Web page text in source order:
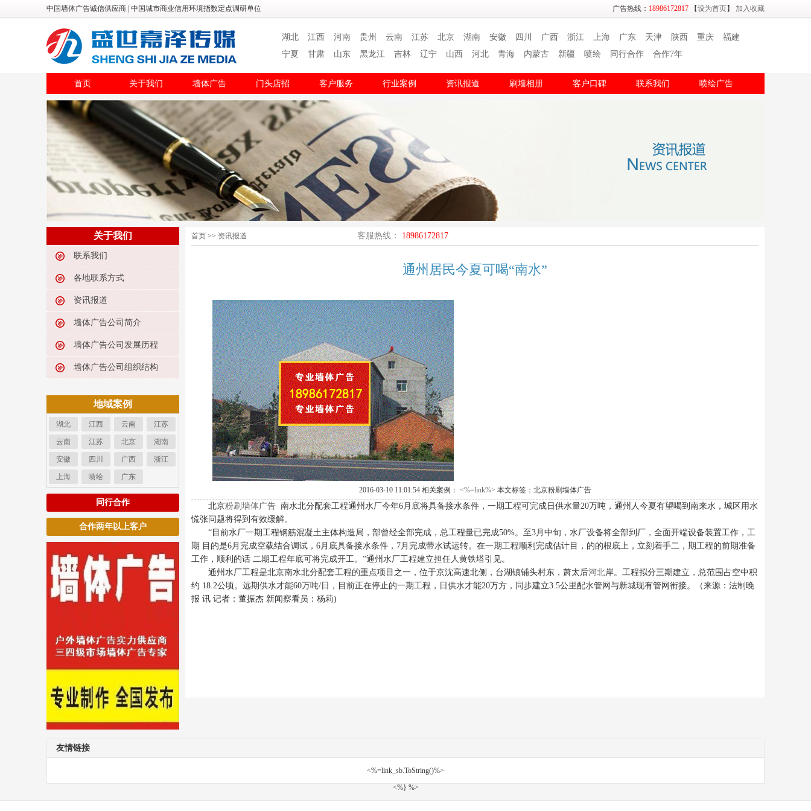
中国墙体广告诚信供应商 | 中国城市商业信用环境指数定点调研单位 广告热线： 18986172817 【设为首页】 加入收藏
湖北 江西 河南 贵州 云南 江苏 北京 湖南 安徽 四川 广西 浙江 上海 广东 天津 陕西 重庆
福建
宁夏
甘肃 山东 黑龙江 吉林 辽宁 山西 河北 青海 内蒙古 新疆 喷绘 同行合作 合作7年
首页 关于我们 墙体广告 门头店招 客户服务 行业案例 资讯报道 刷墙相册 客户口碑 联系我们 喷绘广告
关于我们
联系我们
各地联系方式
资讯报道
墙体广告公司简介
墙体广告公司发展历程
墙体广告公司组织结构
地域案例
湖北 江西 云南 江苏
云南 江苏 北京 湖南
安徽 四川 广西 浙江
上海 喷绘 广东
同行合作
合作两年以上客户
首页 >> 资讯报道 客服热线： 18986172817
通州居民今夏可喝“南水”
2016-03-10 11:01:54 相关案例： <%=link%> 本文标签：北京粉刷墙体广告
北京粉刷 墙体广告 南水北分配套工程通州水厂今年6月底将具备接水条件，一期工程可完成日供水量20万吨，通州人今夏有望喝到南来水，城区用水
慌张问题将得到有效缓解。
“目前水厂一期工程钢筋混凝土主体构造局，部曾经全部完成，总工程量已完成50%。至3月中旬，水厂设备将全部到厂，全面开端设备装置工作，工
期 目的是6月完成空载结合调试，6月底具备接水条件，7月完成带水试运转。在一期工程顺利完成估计目，的的根底上，立刻着手二，期工程的前期准备
工作，顺利的话 二期工程年底可将完成开工。”通州水厂工程建立担任人黄铁塔引见。
通州水厂工程是北京南水北分配套工程的重点项目之一，位于京沈高速北侧，台湖镇铺头村东，萧太后河北岸。工程拟分三期建立，总范围占空中积
约 18.2公顷。远期供水才能60万吨/日，目前正在停止的一期工程，日供水才能20万方，同步建立3.5公里配水管网与新城现有管网衔接。（来源：法制晚
报 讯 记者：董振杰 新闻察看员：杨莉)
友情链接
<%=link_sb.ToString()%>
<%} %>